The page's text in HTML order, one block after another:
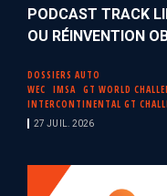
PODCAST TRACK
OU RÉINVENTION
DOSSIERS AUTO
WEC
IMSA GT WORLD
INTERCONTINENTAL GT
27 JUIL. 2026